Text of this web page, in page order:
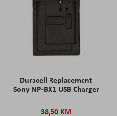
Duracell Replacement
Sony NP-BX1 USB Charger
38,50 KM